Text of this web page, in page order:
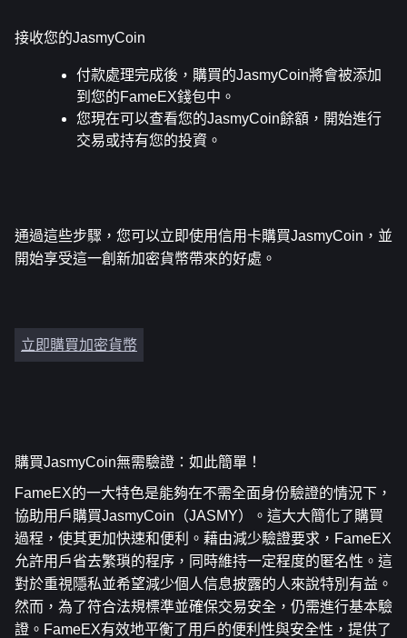
接收您的JasmyCoin
付款處理完成後，購買的JasmyCoin將會被添加
到您的FameEX錢包中。
您現在可以查看您的JasmyCoin餘額，開始進行
交易或持有您的投資。
通過這些步驟，您可以立即使用信用卡購買JasmyCoin，並
開始享受這一創新加密貨幣帶來的好處。
立即購買加密貨幣
購買JasmyCoin無需驗證：如此簡單！
FameEX的一大特色是能夠在不需全面身份驗證的情況下，
協助用戶購買JasmyCoin（JASMY）。這大大簡化了購買
過程，使其更加快速和便利。藉由減少驗證要求，FameEX
允許用戶省去繁瑣的程序，同時維持一定程度的匿名性。這
對於重視隱私並希望減少個人信息披露的人來說特別有益。
然而，為了符合法規標準並確保交易安全，仍需進行基本驗
證。FameEX有效地平衡了用戶的便利性與安全性，提供了